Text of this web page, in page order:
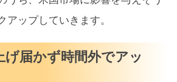
アップしていきます。
届かず時間外でアッ